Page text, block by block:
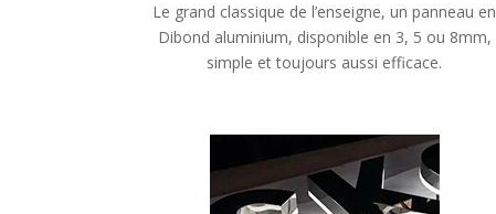
Le grand classique de l’enseigne, un panneau en
Dibond aluminium, disponible en 3, 5 ou 8mm,
simple et toujours aussi efficace.